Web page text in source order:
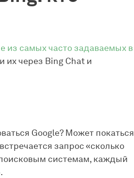
из самых часто задаваемых в
их через Bing Chat и
Google? Может покаться
запрос «сколько
системам, каждый